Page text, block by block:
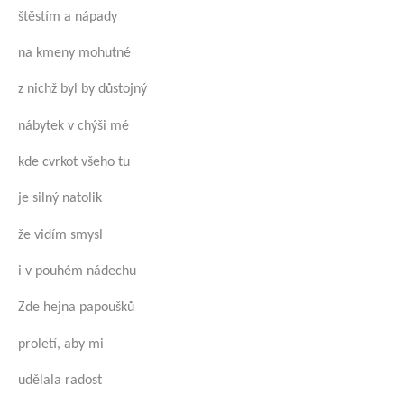
štěstím a nápady
na kmeny mohutné
z nichž byl by důstojný
nábytek v chýši mé
kde cvrkot všeho tu
je silný natolik
že vidím smysl
i v pouhém nádechu
Zde hejna papoušků
proletí, aby mi
udělala radost